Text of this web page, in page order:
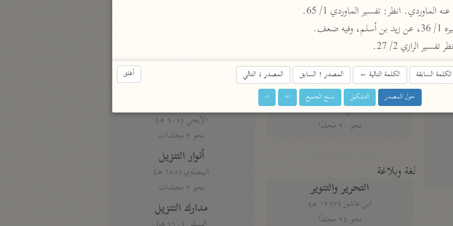
أخرى
محمد الأمين الشنقيطي (١٣٩٤ هـ)
نحو ١١ مجلدًا
نظم الدرر
البقاعي (٨٨٥ هـ)
نحو ٢٠ مجلدًا
لغة وبلاغة
التحرير والتنوير
ابن عاشور (١٣٩٣ هـ)
نحو ٢٤ مجلدًا
الإيجي (٩٠٥ هـ)
نحو ٣ مجلدات
أنوار التنزيل
البيضاوي (٦٨٥ هـ)
نحو ٣ مجلدات
مدارك التنزيل
انظر: تفسير الماوردي 1/ 65.
الرازي 2/ 27.
أغلق الكلمة السابقة الكلمة التالية ← المصدر↑السابق المصدر↓التالي
حول المصدر التشكيل نسخ الجميع ا+ ا-